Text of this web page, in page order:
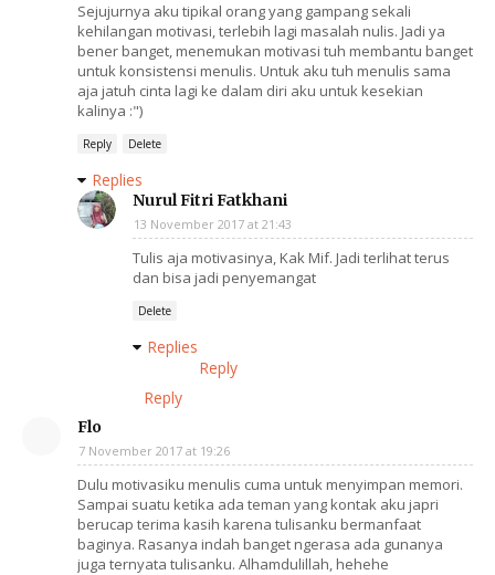
Sejujurnya aku tipikal orang yang gampang sekali
kehilangan motivasi, terlebih lagi masalah nulis. Jadi ya
bener banget, menemukan motivasi tuh membantu banget
untuk konsistensi menulis. Untuk aku tuh menulis sama
aja jatuh cinta lagi ke dalam diri aku untuk kesekian
kalinya :")
Reply Delete
Replies
Nurul Fitri Fatkhani
13 November 2017 at 21:43
Tulis aja motivasinya, Kak Mif. Jadi terlihat terus
dan bisa jadi penyemangat
Delete
Replies
Reply
Reply
Flo
7 November 2017 at 19:26
Dulu motivasiku menulis cuma untuk menyimpan memori.
Sampai suatu ketika ada teman yang kontak aku japri
berucap terima kasih karena tulisanku bermanfaat
baginya. Rasanya indah banget ngerasa ada gunanya
juga ternyata tulisanku. Alhamdulillah, hehehe